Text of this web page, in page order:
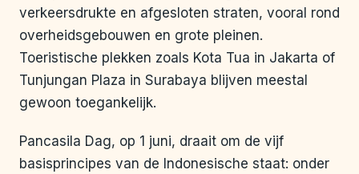
verkeersdrukte en afgesloten straten, vooral rond
overheidsgebouwen en grote pleinen.
Toeristische plekken zoals Kota Tua in Jakarta of
Tunjungan Plaza in Surabaya blijven meestal
gewoon toegankelijk.
Pancasila Dag, op 1 juni, draait om de vijf
basisprincipes van de Indonesische staat: onder